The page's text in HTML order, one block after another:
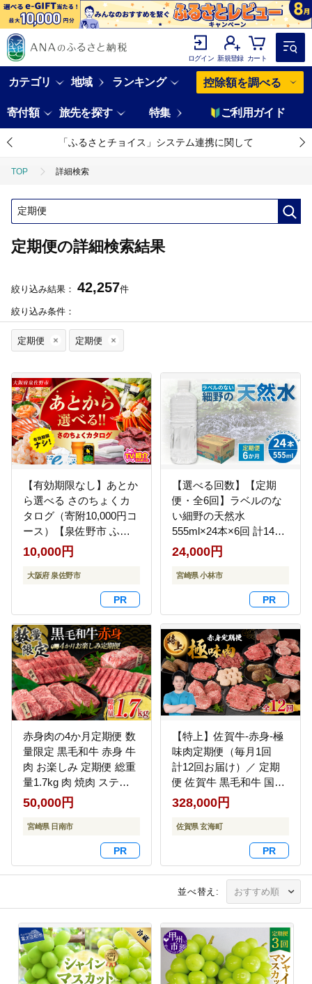
ログイン 新規登録 カート
カテゴリ 地域 ランキング 控除額を調べる
寄付額 旅先を探す 特集 ご利用ガイド
「ふるさとチョイス」システム連携に関して
TOP 詳細検索
定期便の詳細検索結果
絞り込み結果： 42,257件
絞り込み条件：
定期便 定期便
【有効期限なし】あとか
ら選べる さのちょくカ
タログ（寄附10,000円コ
ース）【泉佐野市 ふる
さとギフト 4000品以上
高評価 肉 ビール 海鮮 野
菜 定期便 タオル ティッ
シュ 後から カタログギ
フト あとからセレク
ト】 sn021
10,000円
大阪府 泉佐野市
【選べる回数】【定期
便・全6回】ラベルのな
い細野の天然水
555ml×24本×6回 計144
本（国産 ナチュラルウ
ォーター ミネラルウォ
ーター 天然水 水 555ml
定期便 6ヵ月 中硬水 シ
リカ ラベルレス 美容 人
気 霧島 宮崎 小林市 送料
無料 長期保存）
24,000円
宮崎県 小林市
赤身肉の4か月定期便 数
量限定 黒毛和牛 赤身 牛
肉 お楽しみ 定期便 総重
量1.7kg 肉 焼肉 ステー
キ すき焼き しゃぶしゃ
ぶ スライス ブロック 牛
丼 赤身もも 国産 食品 お
かず 高級 BBQ おすすめ
食べ比べ ミヤチク 宮崎
県 日南市 送料無料
50,000円
宮崎県 日南市
【特上】佐賀牛-赤身-極
味肉定期便（毎月1回
計12回お届け）／ 定期
便 佐賀牛 黒毛和牛 国産
モモ スライス 薄切り ヒ
レ ステーキ ハンバーグ
ローストビーフ 赤身 し
ゃぶしゃぶ すき焼き 焼
肉 牛肉 肉 A5 A4 セット
佐賀県 玄海町
328,000円
佐賀県 玄海町
並べ替え: